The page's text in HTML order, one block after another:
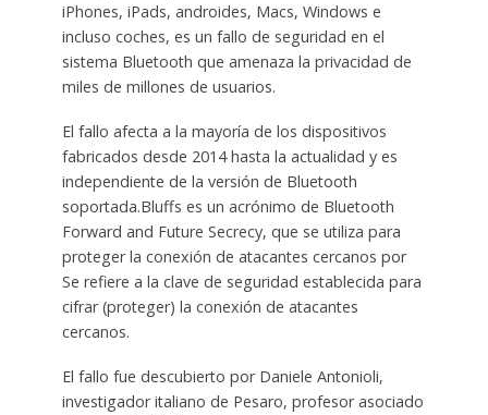
iPhones, iPads, androides, Macs, Windows e
incluso coches, es un fallo de seguridad en el
sistema Bluetooth que amenaza la privacidad de
miles de millones de usuarios.
El fallo afecta a la mayoría de los dispositivos
fabricados desde 2014 hasta la actualidad y es
independiente de la versión de Bluetooth
soportada.Bluffs es un acrónimo de Bluetooth
Forward and Future Secrecy, que se utiliza para
proteger la conexión de atacantes cercanos por
Se refiere a la clave de seguridad establecida para
cifrar (proteger) la conexión de atacantes
cercanos.
El fallo fue descubierto por Daniele Antonioli,
investigador italiano de Pesaro, profesor asociado